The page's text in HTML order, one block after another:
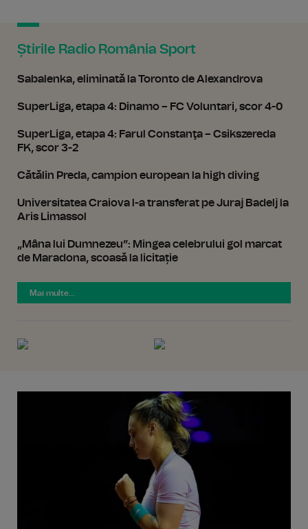
Știrile Radio România Sport
Sabalenka, eliminată la Toronto de Alexandrova
SuperLiga, etapa 4: Dinamo – FC Voluntari, scor 4-0
SuperLiga, etapa 4: Farul Constanţa – Csikszereda
FK, scor 3-2
Cătălin Preda, campion european la high diving
Universitatea Craiova l-a transferat pe Juraj Badelj la
Aris Limassol
„Mâna lui Dumnezeu”: Mingea celebrului gol marcat
de Maradona, scoasă la licitație
Mai multe...